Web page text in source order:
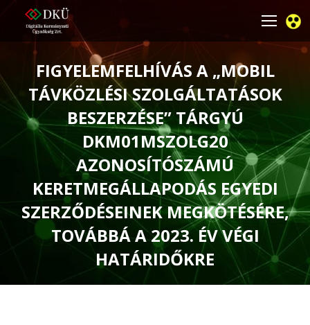
FIGYELEMFELHÍVÁS A „MOBIL
TÁVKÖZLÉSI SZOLGÁLTATÁSOK
BESZERZÉSE” TÁRGYÚ
DKM01MSZOLG20
AZONOSÍTÓSZÁMÚ
KERETMEGÁLLAPODÁS EGYEDI
SZERZŐDÉSEINEK MEGKÖTÉSÉRE,
TOVÁBBÁ A 2023. ÉV VÉGI
HATÁRIDŐKRE
You are here: